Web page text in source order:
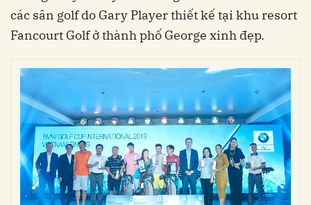
các sân golf do Gary Player thiết kế tại khu resort
Fancourt Golf ở thành phố George xinh đẹp.